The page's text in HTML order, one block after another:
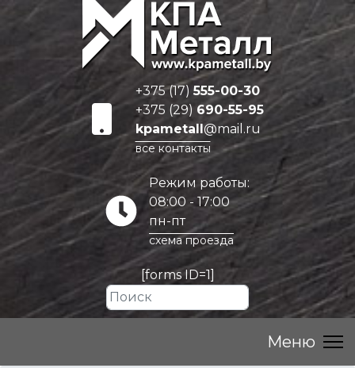
+375 (17)555-00-30
+375 (29) 690-55-95
kpametall@mail.ru
все контакты
Режим работы:
08:00 - 17:00
пн-пт
схема проезда
[forms ID=1]